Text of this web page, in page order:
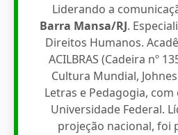
Liderando a
Barra Mansa/RJ.
Direitos Humanos.
ACILBRAS (Cadeira nº
Cultura Mundial,
Letras e Pedagogia,
Universidade Federal.
projeção nacional, foi